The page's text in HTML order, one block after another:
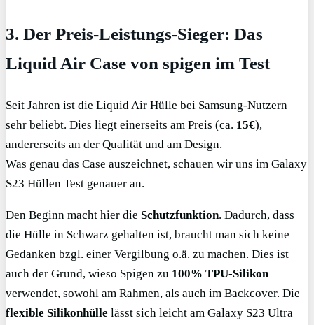
3. Der Preis-Leistungs-Sieger: Das
Liquid Air Case von spigen im Test
Seit Jahren ist die Liquid Air Hülle bei Samsung-Nutzern
sehr beliebt. Dies liegt einerseits am Preis (ca. 15€),
andererseits an der Qualität und am Design.
Was genau das Case auszeichnet, schauen wir uns im Galaxy
S23 Hüllen Test genauer an.
Den Beginn macht hier die Schutzfunktion. Dadurch, dass
die Hülle in Schwarz gehalten ist, braucht man sich keine
Gedanken bzgl. einer Vergilbung o.ä. zu machen. Dies ist
auch der Grund, wieso Spigen zu 100% TPU-Silikon
verwendet, sowohl am Rahmen, als auch im Backcover. Die
flexible Silikonhülle lässt sich leicht am Galaxy S23 Ultra